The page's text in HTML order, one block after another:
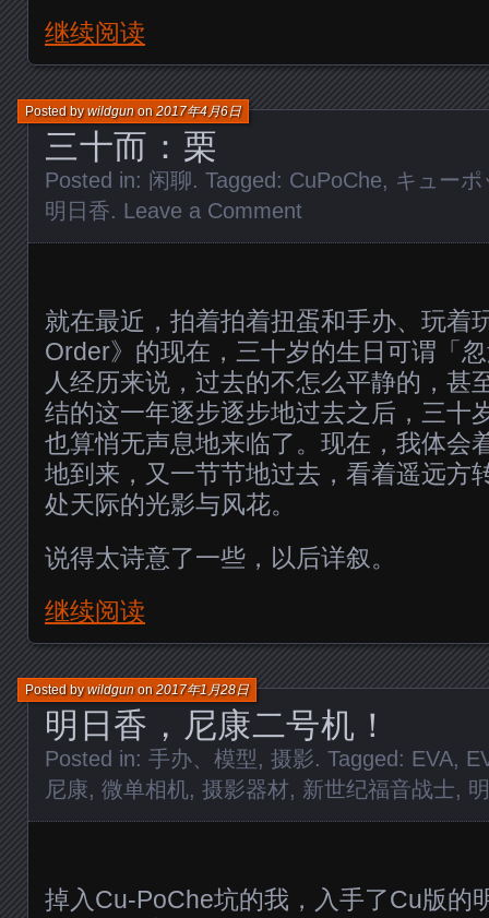
继续阅读
三十而：栗
Posted bywildgunon2017年4月6日
Posted in: 闲聊. Tagged: CuPoChe, キューポ
明日香. Leave a Comment
就在最近，拍着拍着扭蛋和手办、玩着
Order》的现在，三十岁的生日可谓「
人经历来说，过去的不怎么平静的，甚
结的这一年逐步逐步地过去之后，三十
也算悄无声息地来临了。现在，我体会
地到来，又一节节地过去，看着遥远方
处天际的光影与风花。
说得太诗意了一些，以后详叙。
继续阅读
明日香，尼康二号机！
Posted bywildgunon2017年1月28日
Posted in: 手办、模型, 摄影. Tagged: EVA,
尼康, 微单相机, 摄影器材, 新世纪福音战士,
掉入Cu-PoChe坑的我，入手了Cu版的